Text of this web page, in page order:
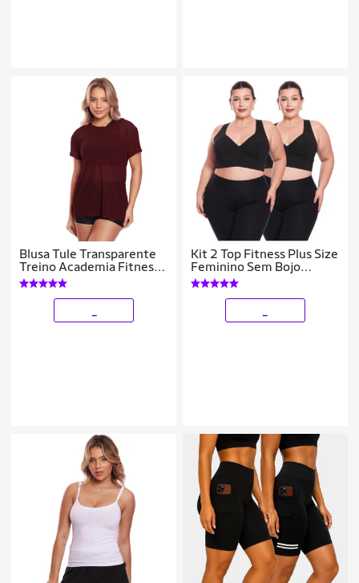
Blusa Tule Transparente
Treino Academia Fitness
Casual
Kit 2 Top Fitness Plus Size
Feminino Sem Bojo
Academia Decote